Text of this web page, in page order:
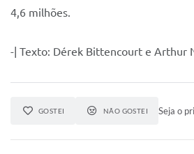
4,6 milhões.
-| Texto: Dérek Bittencourt e Arthur
GOSTEI NÃO GOSTEI Seja o